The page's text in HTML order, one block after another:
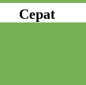
Cepat